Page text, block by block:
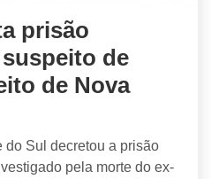
prisão
de
de Nova
do Sul decretou a prisão
pela morte do ex-